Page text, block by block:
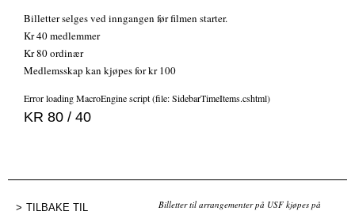
Billetter selges ved inngangen før filmen starter.
Kr 40 medlemmer
Kr 80 ordinær
Medlemsskap kan kjøpes for kr 100
Error loading MacroEngine script (file: SidebarTimeItems.cshtml)
KR 80 / 40
TILBAKE TIL
Billetter til arrangementer på USF kjøpes på